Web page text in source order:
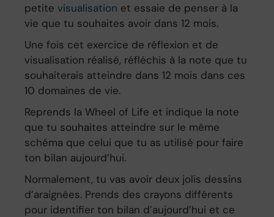
petite visualisation et essaie de penser à la
vie que tu souhaites avoir dans 12 mois.
Une fois cet exercice de réflexion et de
visualisation réalisé, réfléchis à la note que tu
souhaiterais atteindre dans 12 mois dans ces
10 domaines de vie.
Reprends la Wheel of Life et indique la note
que tu souhaites atteindre sur le même
schéma que celui que tu as utilisé pour faire
ton bilan aujourd’hui.
Normalement, tu vas avoir deux jolis dessins
d’araignées. Prends des crayons différents
pour identifier ton bilan d’aujourd’hui et ce